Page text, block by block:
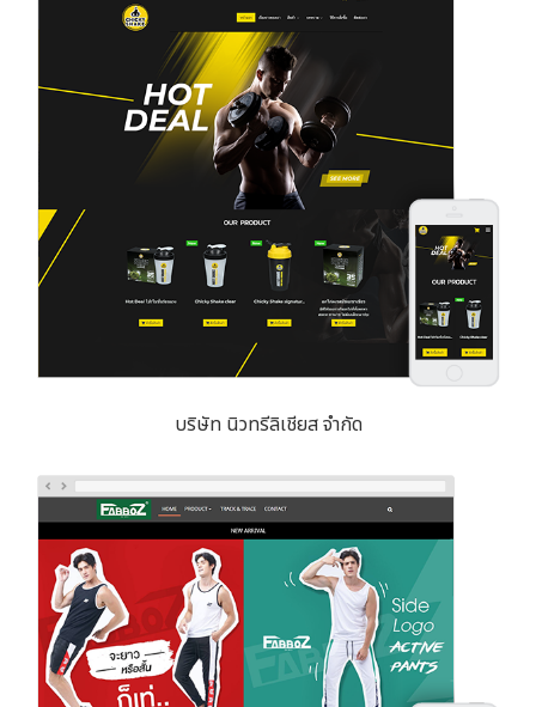
บริษัท นิวทรีลิเชียส จำกัด